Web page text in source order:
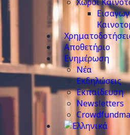
Αποθετήριο
Ενημέρωση
Νέα
Εκδηλώσεις
Εκπαίδευση
Newsletters